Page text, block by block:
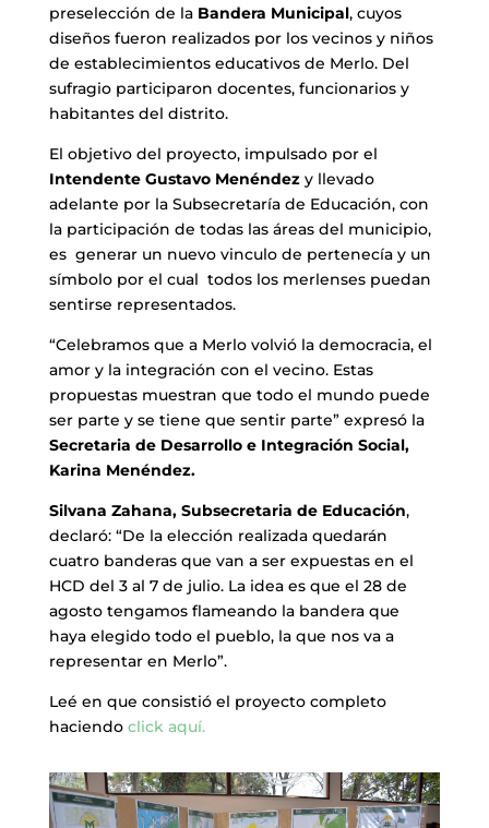
preselección de la Bandera Municipal, cuyos
diseños fueron realizados por los vecinos y niños
de establecimientos educativos de Merlo. Del
sufragio participaron docentes, funcionarios y
habitantes del distrito.
El objetivo del proyecto, impulsado por el
Intendente Gustavo Menéndezy llevado
adelante por la Subsecretaría de Educación, con
la participación de todas las áreas del municipio,
es generar un nuevo vinculo de pertenecía y un
símbolo por el cual todos los merlenses puedan
sentirse representados.
“Celebramos que a Merlo volvió la democracia, el
amor y la integración con el vecino. Estas
propuestas muestran que todo el mundo puede
ser parte y se tiene que sentir parte” expresó la
Secretaria de Desarrollo e Integración Social,
Karina Menéndez.
Silvana Zahana, Subsecretaria de Educación,
declaró: “De la elección realizada quedarán
cuatro banderas que van a ser expuestas en el
HCD del 3 al 7 de julio. La idea es que el 28 de
agosto tengamos flameando la bandera que
haya elegido todo el pueblo, la que nos va a
representar en Merlo”.
Leé en que consistió el proyecto completo
haciendo click aquí.